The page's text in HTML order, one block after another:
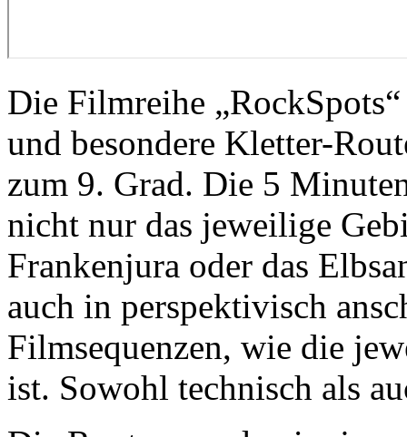
Die Filmreihe
und besondere Kletter-
zum 9. Grad. Die 5
nicht nur das jeweilige
Frankenjura oder das
auch in perspektivisch
Filmsequenzen, wie die
ist. Sowohl technisch als